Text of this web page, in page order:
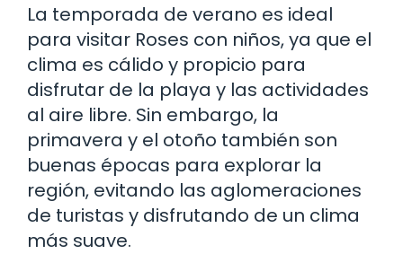
La temporada de verano es ideal
para visitar Roses con niños, ya que el
clima es cálido y propicio para
disfrutar de la playa y las actividades
al aire libre. Sin embargo, la
primavera y el otoño también son
buenas épocas para explorar la
región, evitando las aglomeraciones
de turistas y disfrutando de un clima
más suave.